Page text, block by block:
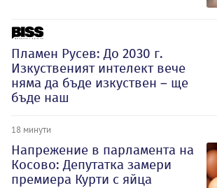
Пламен Русев: До 2030 г.
Изкуственият интелект вече
няма да бъде изкуствен – ще
бъде наш
18 минути
Напрежение в парламента на
Косово: Депутатка замери
премиера Курти с яйца